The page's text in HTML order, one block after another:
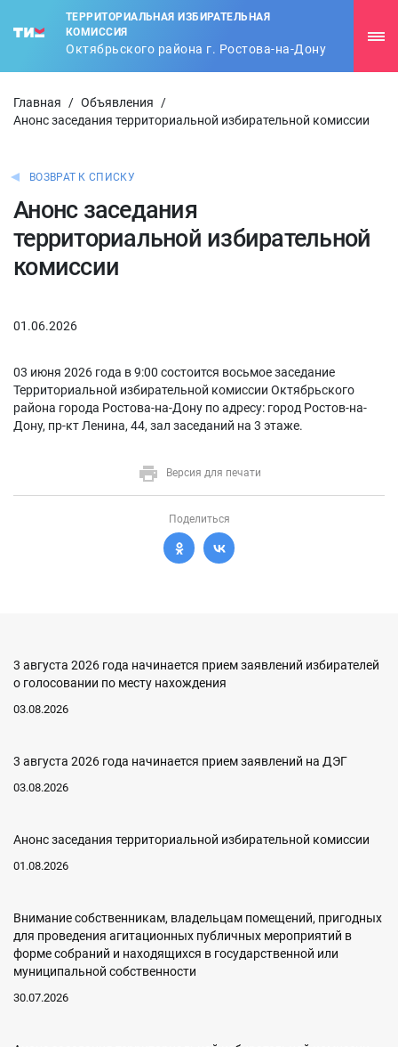
ТЕРРИТОРИАЛЬНАЯ ИЗБИРАТЕЛЬНАЯ
КОМИССИЯ
Октябрьского района г. Ростова-на-Дону
Главная / Объявления
/
Анонс заседания территориальной избирательной комиссии
ВОЗВРАТ К СПИСКУ
Анонс заседания
территориальной избирательной
комиссии
01.06.2026
03 июня 2026 года в 9:00 состоится восьмое заседание
Территориальной избирательной комиссии Октябрьского
района города Ростова-на-Дону по адресу: город Ростов-на-
Дону, пр-кт Ленина, 44, зал заседаний на 3 этаже.
Версия для печати
Поделиться
3 августа 2026 года начинается прием заявлений избирателей
о голосовании по месту нахождения
03.08.2026
3 августа 2026 года начинается прием заявлений на ДЭГ
03.08.2026
Анонс заседания территориальной избирательной комиссии
01.08.2026
Внимание собственникам, владельцам помещений, пригодных
для проведения агитационных публичных мероприятий в
форме собраний и находящихся в государственной или
муниципальной собственности
30.07.2026